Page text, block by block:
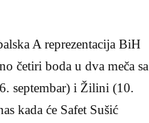
A reprezentacija BiH
četiri boda u dva meča sa
septembar) i Žilini (10.
kada će Safet Sušić